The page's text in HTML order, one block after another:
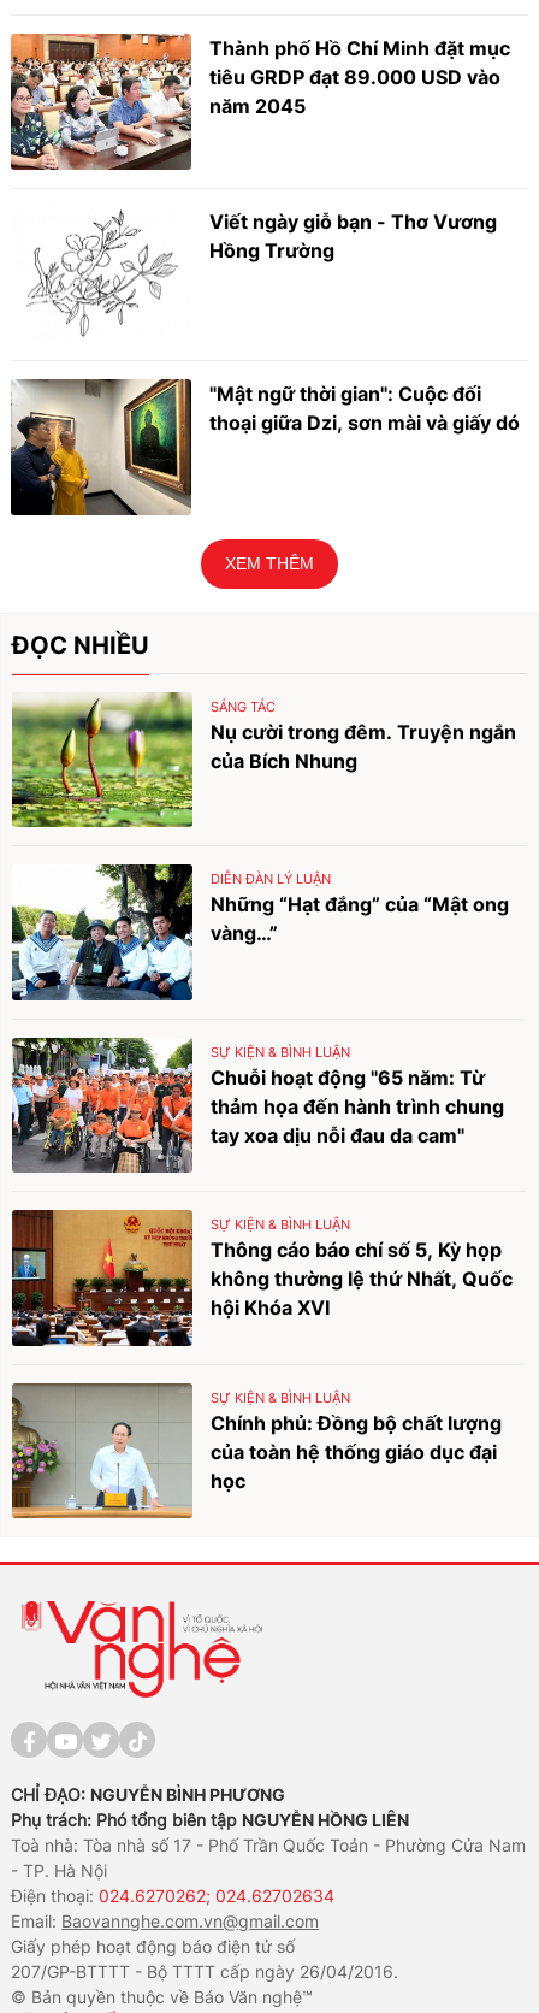
Thành phố Hồ Chí Minh đặt mục
tiêu GRDP đạt 89.000 USD vào
năm 2045
Viết ngày giỗ bạn - Thơ Vương
Hồng Trường
"Mật ngữ thời gian": Cuộc đối
thoại giữa Dzi, sơn mài và giấy dó
XEM THÊM
ĐỌC NHIỀU
SÁNG TÁC
Nụ cười trong đêm. Truyện ngắn
của Bích Nhung
DIỄN ĐÀN LÝ LUẬN
Những “Hạt đắng” của “Mật ong
vàng…”
SỰ KIỆN & BÌNH LUẬN
Chuỗi hoạt động "65 năm: Từ
thảm họa đến hành trình chung
tay xoa dịu nỗi đau da cam"
SỰ KIỆN & BÌNH LUẬN
Thông cáo báo chí số 5, Kỳ họp
không thường lệ thứ Nhất, Quốc
hội Khóa XVI
SỰ KIỆN & BÌNH LUẬN
Chính phủ: Đồng bộ chất lượng
của toàn hệ thống giáo dục đại
học
CHỈ ĐẠO: NGUYỄN BÌNH PHƯƠNG
Phụ trách: Phó tổng biên tập NGUYỄN HỒNG LIÊN
Toà nhà: Tòa nhà số 17 - Phố Trần Quốc Toản - Phường Cửa Nam
- TP. Hà Nội
Điện thoại:024.6270262; 024.62702634
Email: Baovannghe.com.vn@gmail.com
Giấy phép hoạt động báo điện tử số
207/GP-BTTTT - Bộ TTTT cấp ngày 26/04/2016.
© Bản quyền thuộc về Báo Văn nghệ™